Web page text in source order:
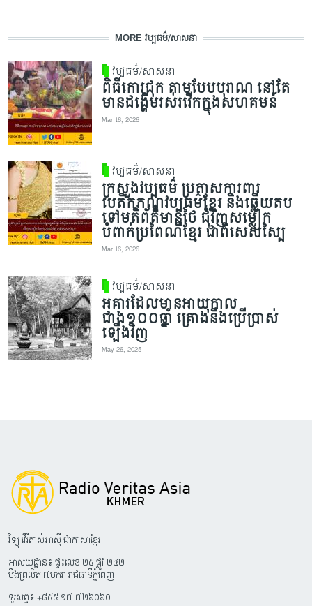
MORE វប្បធម៌/សាសនា
វប្បធម៌/សាសនា
ពិធីកោរជុក តាមបែបបុរាណ នៅតែ
មានដង្ហើមរស់រវើកក្នុងសហគមន៍
Mar 16, 2026
វប្បធម៌/សាសនា
ក្រសួងវប្បធម៌ ប្រកាសការពារ
បេតិកភណ្ឌវប្បធម៌ខ្មែរ និងឆ្លើយតប
ទៅមតិព័ត៌មានថៃ ជុំវិញសម្លៀក
បំពាក់ប្រពៃណីខ្មែរ ជាពិសេសស្បៃ
Mar 16, 2026
វប្បធម៌/សាសនា
អគារដែលមានអាយុកាល
ជាង១០០ឆ្នាំ គ្រោងនឹងប្រើប្រាស់
ឡើងវិញ
May 26, 2025
វិទ្យុ វើរីតាស់អាស៊ី ជាភាសាខ្មែរ
អាសយដ្ឋាន៖ ផ្ទះលេខ ២៥ ផ្លូវ ២៤២
បឹងព្រលិត ៧មករា រាជធានីភ្នំពេញ
ទូរសព្ទ៖ +៨៥៥ ១៧ ៧២៦០៦០